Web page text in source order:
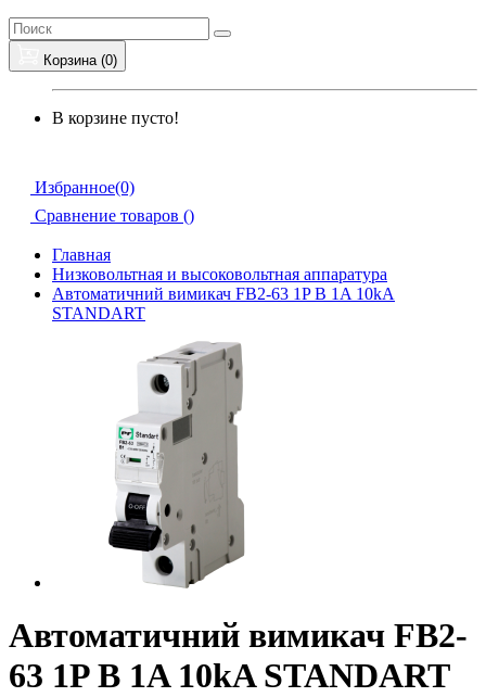
Корзина (0)
В корзине пусто!
Избранное(0)
Сравнение товаров ()
Главная
Низковольтная и высоковольтная аппаратура
Автоматичний вимикач FB2-63 1P B 1A 10kA
STANDART
Автоматичний вимикач FB2-
63 1P B 1A 10kA STANDART